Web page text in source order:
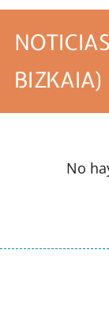
BIZKAIA)
No